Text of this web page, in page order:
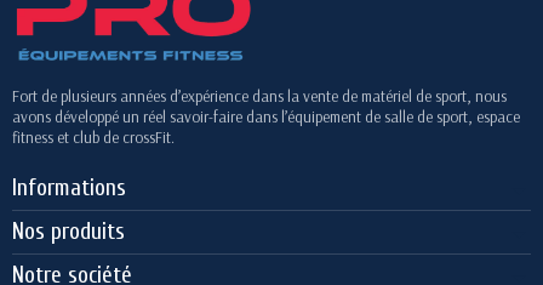
Fort de plusieurs années d’expérience dans la vente de matériel de sport, nous
avons développé un réel savoir-faire dans l’équipement de salle de sport, espace
fitness et club de crossFit.
Informations
Nos produits
Notre société